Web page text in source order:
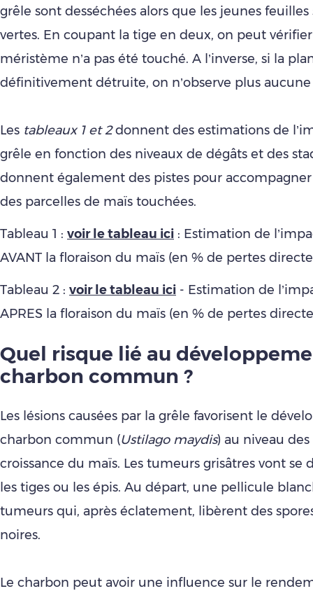
grêle sont desséchées alors que les jeunes
vertes. En coupant la tige en deux, on peut
méristème n’a pas été touché. A l’inverse, si la
définitivement détruite, on n’observe plus
Les tableaux 1 et 2donnent des estimations de
grêle en fonction des niveaux de dégâts et des
donnent également des pistes pour
des parcelles de maïs touchées.
Tableau 1 : voir le tableau ici : Estimation de
AVANT la floraison du maïs (en % de pertes
Tableau 2 : voir le tableau ici - Estimation de
APRES la floraison du maïs (en % de pertes
Quel risque lié au
charbon commun ?
Les lésions causées par la grêle favorisent le
charbon commun (Ustilago maydis) au niveau
croissance du maïs. Les tumeurs grisâtres vont se
les tiges ou les épis. Au départ, une pellicule
tumeurs qui, après éclatement, libèrent des
noires.
Le charbon peut avoir une influence sur le